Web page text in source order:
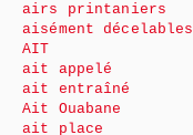
airs printaniers
aisément décelables
AIT
ait appelé
ait entraîné
Ait Ouabane
ait place